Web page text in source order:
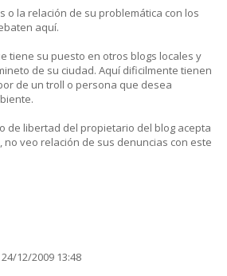
o la relación de su problemática con los
aquí.
tiene su puesto en otros blogs locales y
de su ciudad. Aquí dificilmente tienen
de un troll o persona que desea
de libertad del propietario del blog acepta
no veo relación de sus denuncias con este
12/2009 13:48